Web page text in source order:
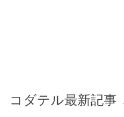
コダテル最新記事